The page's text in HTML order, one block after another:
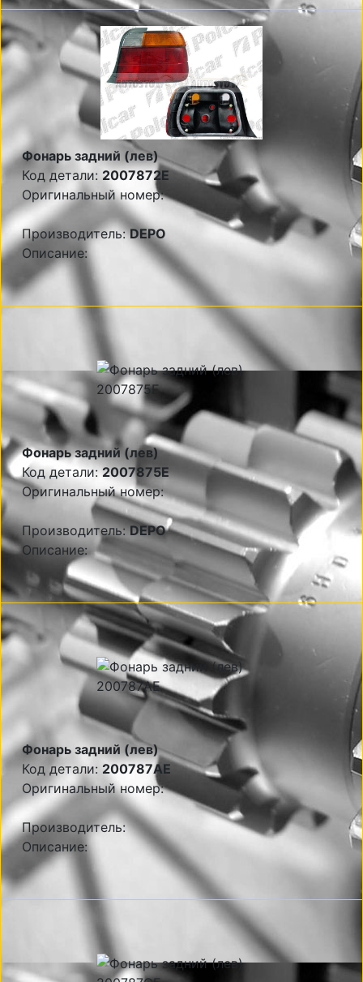
Фонарь задний (лев)
Код детали: 2007872E
Оригинальный номер:
Производитель:DEPO
Описание:
Фонарь задний (лев)
Код детали:2007875E
Оригинальный номер:
Производитель:DEPO
Описание:
Фонарь задний (лев)
Код детали: 200787AE
Оригинальный номер:
Производитель:
Описание: